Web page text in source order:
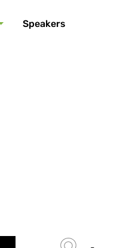
Speakers